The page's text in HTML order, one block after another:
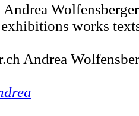
works
Andrea